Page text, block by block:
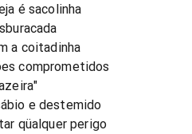
é sacolinha
a coitadinha
comprometidos
e destemido
qüalquer perigo